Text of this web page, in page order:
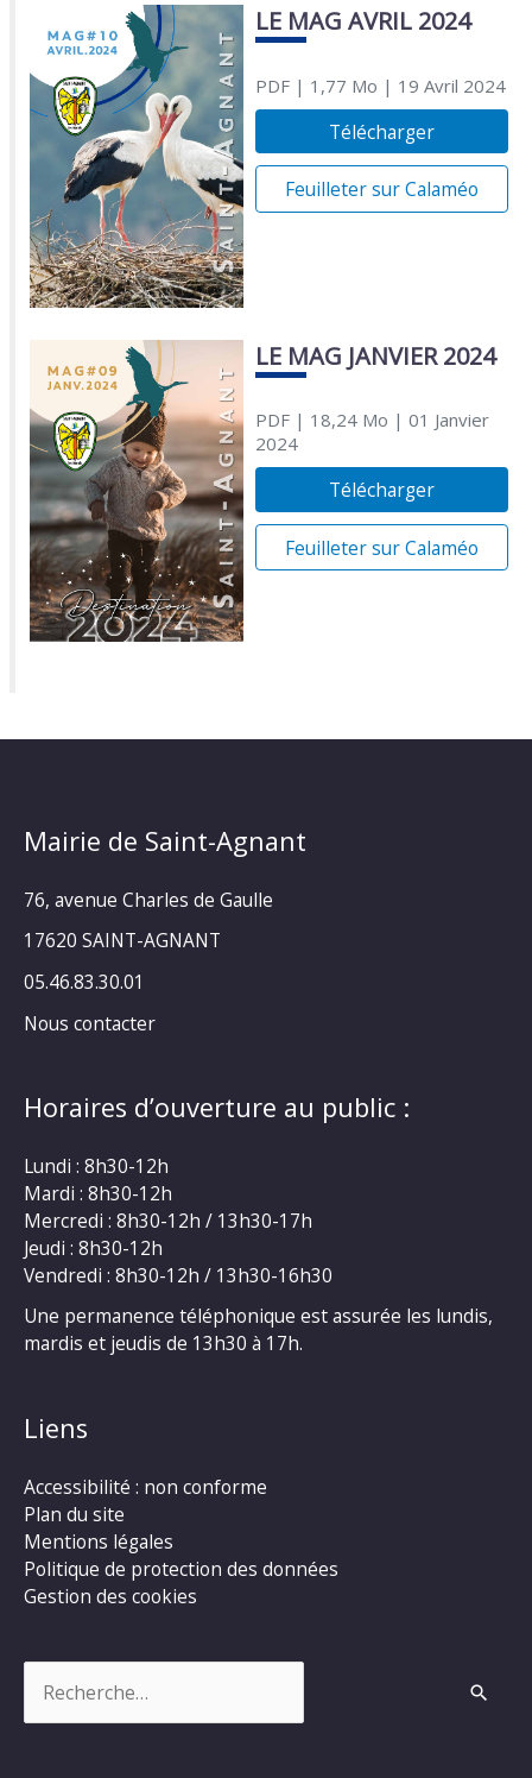
LE MAG AVRIL 2024
PDF| 1,77 Mo | 19 Avril 2024
Télécharger
Feuilleter sur Calaméo
LE MAG JANVIER 2024
PDF| 18,24 Mo | 01 Janvier
2024
Télécharger
Feuilleter sur Calaméo
Mairie de Saint-Agnant
76, avenue Charles de Gaulle
17620 SAINT-AGNANT
05.46.83.30.01
Nous contacter
Horaires d’ouverture au public :
Lundi : 8h30-12h
Mardi : 8h30-12h
Mercredi : 8h30-12h / 13h30-17h
Jeudi : 8h30-12h
Vendredi : 8h30-12h / 13h30-16h30
Une permanence téléphonique est assurée les lundis,
mardis et jeudis de 13h30 à 17h.
Liens
Accessibilité : non conforme
Plan du site
Mentions légales
Politique de protection des données
Gestion des cookies